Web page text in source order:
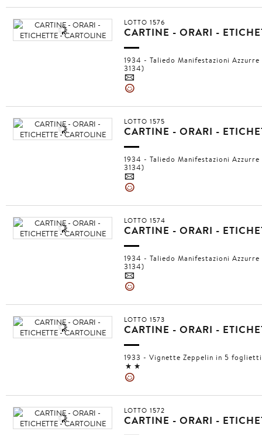
LOTTO 1576
CARTINE - ORARI -
1934 - Taliedo Manifestazioni
3134)
4
»
LOTTO 1575
CARTINE - ORARI -
1934 - Taliedo Manifestazioni
3134)
4
»
LOTTO 1574
CARTINE - ORARI -
1934 - Taliedo Manifestazioni
3134)
4
»
LOTTO 1573
CARTINE - ORARI -
1933 - Vignette Zeppelin in 5
11
»
LOTTO 1572
CARTINE - ORARI -